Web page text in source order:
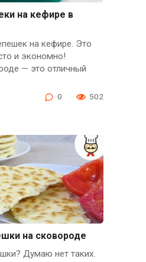
на кефире в
на кефире. Это
и экономно!
— это отличный
0 502
на сковороде
Думаю нет таких.